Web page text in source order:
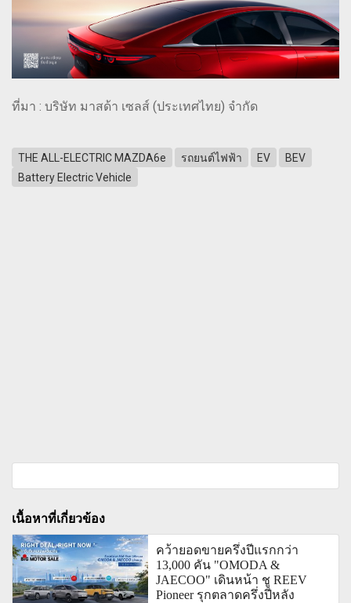
ที่มา : บริษัท มาสด้า เซลส์ (ประเทศไทย) จำกัด
THE ALL-ELECTRIC MAZDA6e รถยนต์ไฟฟ้า EV
BEV
Battery Electric Vehicle
เนื้อหาที่เกี่ยวข้อง
คว้ายอดขายครึ่งปีแรกกว่า
13,000 คัน "OMODA &
JAECOO" เดินหน้า ชู REEV
Pioneer รุกตลาดครึ่งปีหลัง